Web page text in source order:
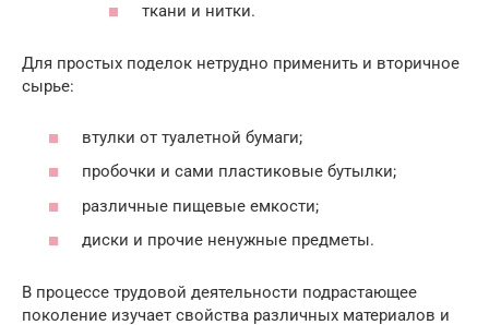
ткани и нитки.
Для простых поделок нетрудно применить и вторичное
сырье:
втулки от туалетной бумаги;
пробочки и сами пластиковые бутылки;
различные пищевые емкости;
диски и прочие ненужные предметы.
В процессе трудовой деятельности подрастающее
поколение изучает свойства различных материалов и